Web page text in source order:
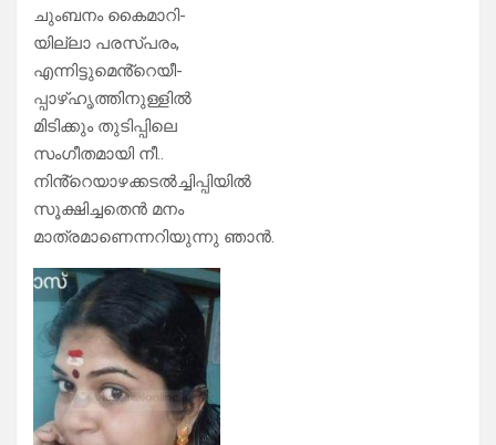
ചുംബനം കൈമാറി-
യില്ലാ പരസ്പരം,
എന്നിട്ടുമെൻ്റെയീ-
പ്പാഴ്ഹൃത്തിനുള്ളിൽ
മിടിക്കും തുടിപ്പിലെ
സംഗീതമായി നീ..
നിൻ്റെയാഴക്കടൽച്ചിപ്പിയിൽ
സൂക്ഷിച്ചതെൻ മനം
മാത്രമാണെന്നറിയുന്നു ഞാൻ.